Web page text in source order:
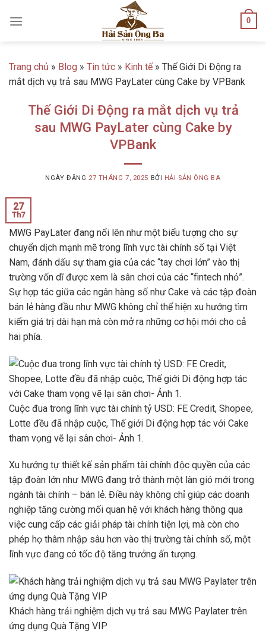
0
Trang chủ » Blog » Tin tức » Kinh tế» Thế Giới Di Động ra
mắt dịch vụ trả sau MWG PayLater cùng Cake by VPBank
Thế Giới Di Động ra mắt dịch vụ trả
sau MWG PayLater cùng Cake by
VPBank
NGÀY ĐĂNG 27 THÁNG 7, 2025 BỞI HẢI SẢN ÔNG BA
27
Th7
MWG PayLater đang nổi lên như một biểu tượng cho sự
chuyển dịch mạnh mẽ trong lĩnh vực tài chính số tại Việt
Nam, đánh dấu sự tham gia của các “tay chơi lớn” vào thị
trường vốn dĩ được xem là sân chơi của các “fintech nhỏ”.
Sự hợp tác giữa các ngân hàng số như Cake và các tập đoàn
bán lẻ hàng đầu như MWG không chỉ thể hiện xu hướng tìm
kiếm giá trị dài hạn mà còn mở ra những cơ hội mới cho cả
hai phía.
Cuộc đua trong lĩnh vực tài chính tỷ USD: FE Credit, Shopee,
Lotte đều đã nhập cuộc, Thế giới Di động hợp tác với Cake
tham vọng vẽ lại sân chơi- Ảnh 1.
Xu hướng tự thiết kế sản phẩm tài chính độc quyền của các
tập đoàn lớn như MWG đang trở thành một làn gió mới trong
ngành tài chính – bán lẻ. Điều này không chỉ giúp các doanh
nghiệp tăng cường mối quan hệ với khách hàng thông qua
việc cung cấp các giải pháp tài chính tiện lợi, mà còn cho
phép họ thâm nhập sâu hơn vào thị trường tài chính số, một
lĩnh vực đang có tốc độ tăng trưởng ấn tượng.
Khách hàng trải nghiệm dịch vụ trả sau MWG Paylater trên
ứng dụng Quà Tặng VIP